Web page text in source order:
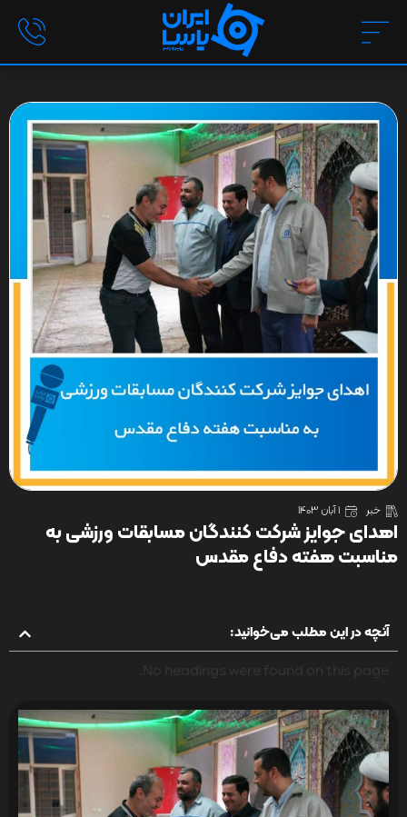
خبر 1 آبان 1403
اهدای جوایز شرکت کنندگان مسابقات ورزشی به
مناسبت هفته دفاع مقدس
آنچه در این مطلب می‌خوانید: